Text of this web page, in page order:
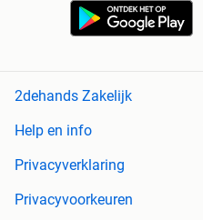
2dehands Zakelijk
Help en info
Privacyverklaring
Privacyvoorkeuren